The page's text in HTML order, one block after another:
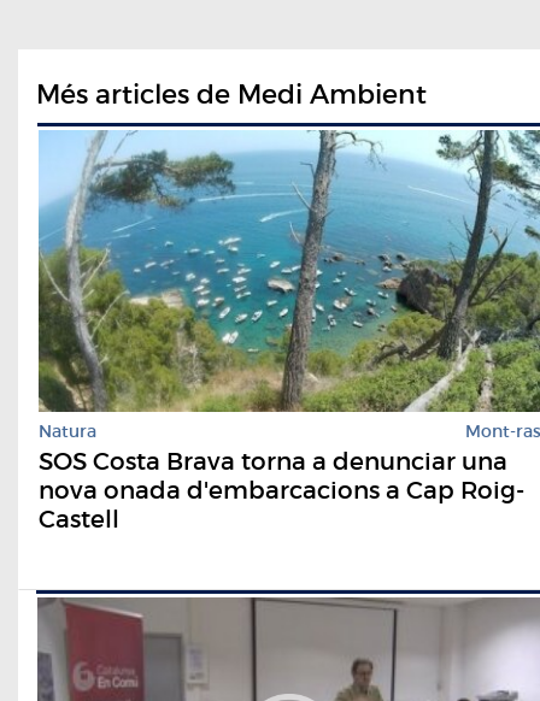
Més articles de Medi Ambient
Natura Mont-ras
SOS Costa Brava torna a denunciar una
nova onada d'embarcacions a Cap Roig-
Castell